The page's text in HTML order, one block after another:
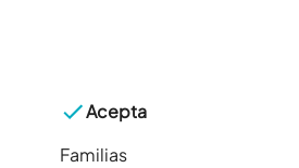
Acepta
Familias